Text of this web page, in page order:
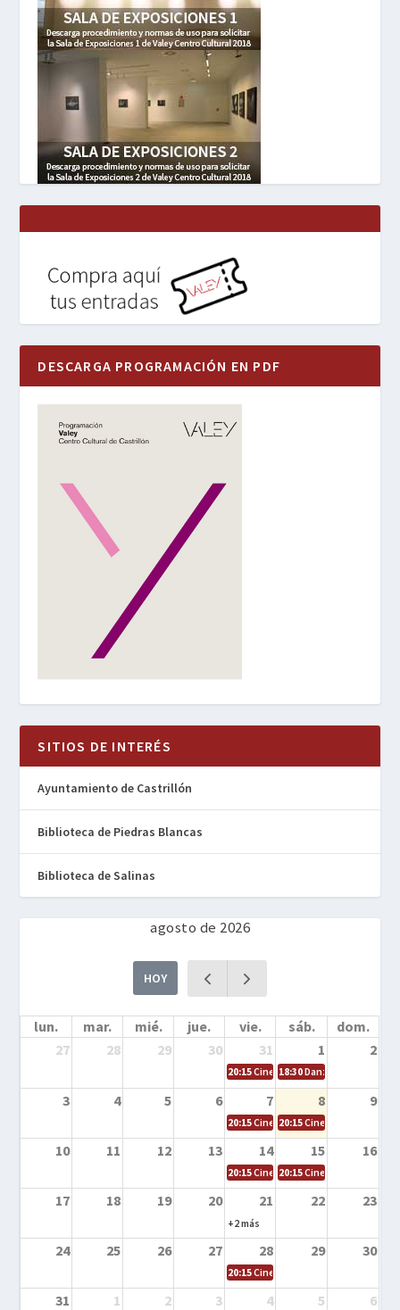
DESCARGA PROGRAMACIÓN EN PDF
SITIOS DE INTERÉS
Ayuntamiento de Castrillón
Biblioteca de Piedras Blancas
Biblioteca de Salinas
agosto de 2026
HOY
lun. mar. mié. jue. vie. sáb.
dom.
27
28 29 30 31 1 2
20:15Cine en la calle – Cómo
18:30Danza – Cita en el
3 4 5 6 7 8 9
20:15Cine en la calle – El niño y la
20:15Cine en la calle –
10 11 12 13 14 15 16
20:15Cine en la calle – Tortugas
20:15Cine en la calle –
17 18 19 20 21 22 23
+2 más
24 25 26 27 28 29 30
20:15Cine en el calle – Tintín y el
31 1 2 3 4 5 6